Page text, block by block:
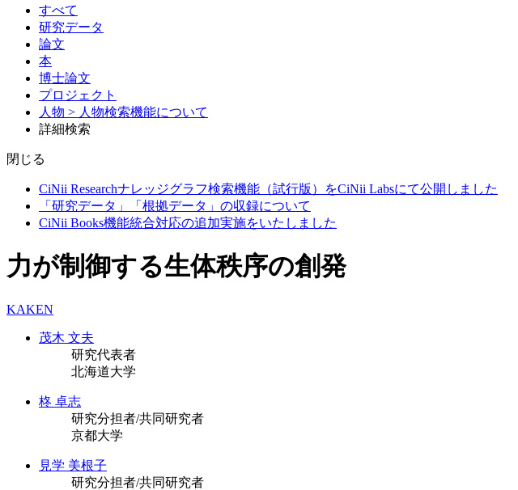
すべて
研究データ
論文
本
博士論文
プロジェクト
人物 > 人物検索機能について
詳細検索
閉じる
CiNii Researchナレッジグラフ検索機能（試行版）をCiNii Labsにて公開しました
「研究データ」「根拠データ」の収録について
CiNii Books機能統合対応の追加実施をいたしました
力が制御する生体秩序の創発
KAKEN
茂木 文夫
研究代表者
北海道大学
柊 卓志
研究分担者/共同研究者
京都大学
見学 美根子
研究分担者/共同研究者